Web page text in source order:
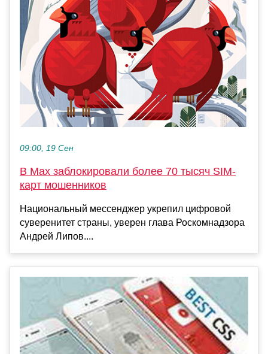
09:00, 19 Сен
В Max заблокировали более 70 тысяч SIM-
карт мошенников
Национальный мессенджер укрепил цифровой
суверенитет страны, уверен глава Роскомнадзора
Андрей Липов....